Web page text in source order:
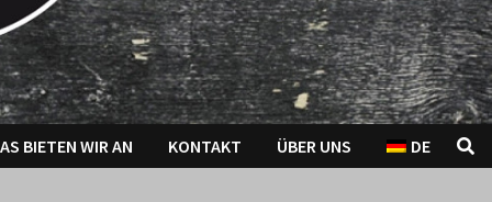
BIETEN WIR AN KONTAKT ÜBER UNS DE